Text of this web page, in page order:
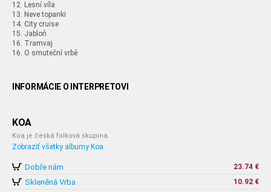
12. Lesní víla
13. Neve topanki
14. City cruise
15. Jabloň
16. Tramvaj
16. O smuteční vrbě
INFORMÁCIE O INTERPRETOVI
KOA
Koa je česká folková skupina.
Zobraziť všetky albumy Koa
Dobře nám 23.74 €
Skleněná Vrba 10.92 €